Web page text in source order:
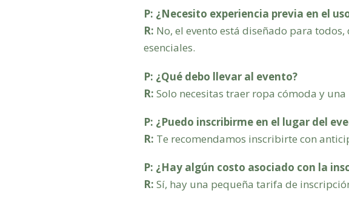
P: ¿Necesito experiencia previa en el
R: No, el evento está diseñado para
esenciales.
P: ¿Qué debo llevar al evento?
R: Solo necesitas traer ropa cómoda y
P: ¿Puedo inscribirme en el lugar del
R: Te recomendamos inscribirte con
P: ¿Hay algún costo asociado con la
R: Sí, hay una pequeña tarifa de